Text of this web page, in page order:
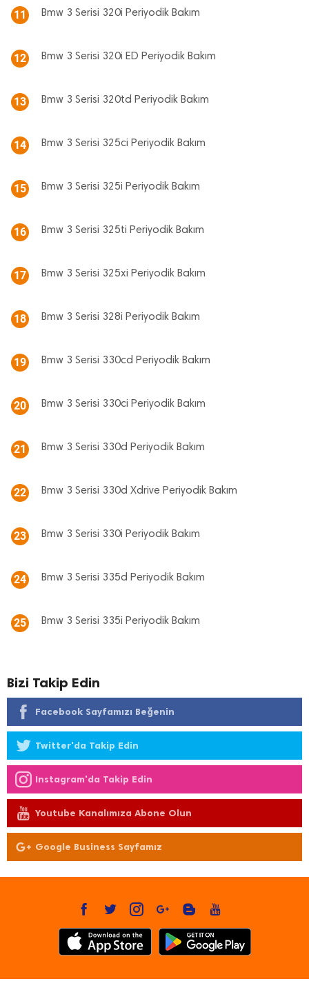
11 Bmw 3 Serisi 320i Periyodik Bakım
12 Bmw 3 Serisi 320i ED Periyodik Bakım
13 Bmw 3 Serisi 320td Periyodik Bakım
14 Bmw 3 Serisi 325ci Periyodik Bakım
15 Bmw 3 Serisi 325i Periyodik Bakım
16 Bmw 3 Serisi 325ti Periyodik Bakım
17 Bmw 3 Serisi 325xi Periyodik Bakım
18 Bmw 3 Serisi 328i Periyodik Bakım
19 Bmw 3 Serisi 330cd Periyodik Bakım
20 Bmw 3 Serisi 330ci Periyodik Bakım
21 Bmw 3 Serisi 330d Periyodik Bakım
22 Bmw 3 Serisi 330d Xdrive Periyodik Bakım
23 Bmw 3 Serisi 330i Periyodik Bakım
24 Bmw 3 Serisi 335d Periyodik Bakım
25 Bmw 3 Serisi 335i Periyodik Bakım
Bizi Takip Edin
Facebook Sayfamızı Beğenin
Twitter'da Takip Edin
Instagram'da Takip Edin
Youtube Kanalımıza Abone Olun
Google Business Sayfamız